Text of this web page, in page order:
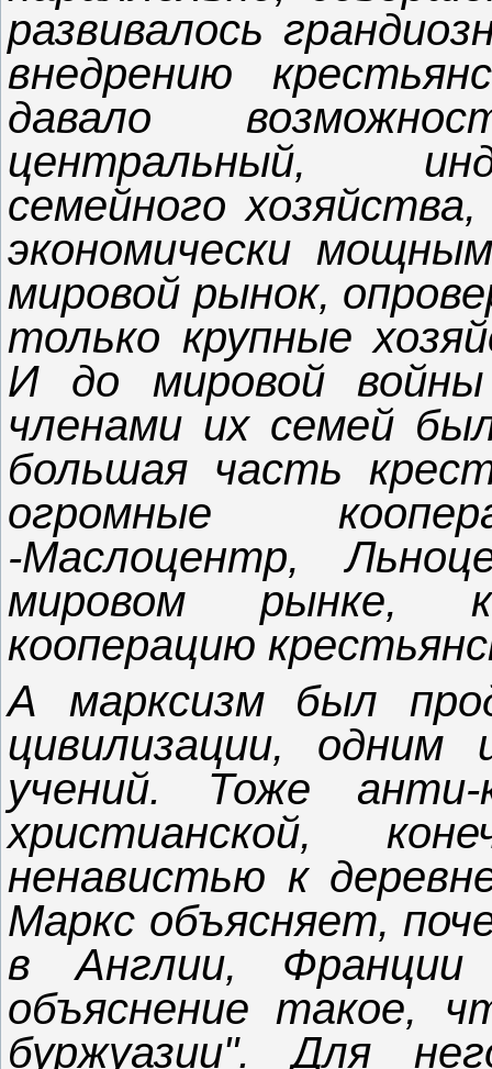
развивалось
внедрению
давало
центральный,
семейного
экономически
мировой рынок,
только крупные
И до мировой
членами их семей
большая часть
огромные
-Маслоцентр,
мировом рынке,
кооперацию
А марксизм был
цивилизации, одним
учений. Тоже
христианской,
ненавистью к
Маркс объясняет,
в Англии,
объяснение такое,
буржуазии". Для